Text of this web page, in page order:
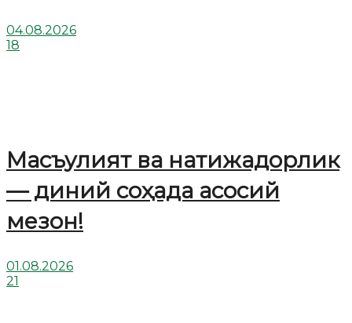
04.08.2026
18
Масъулият ва натижадорлик
— диний соҳада асосий
мезон!
01.08.2026
21